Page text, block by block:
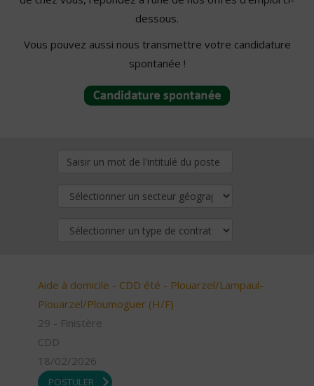
dessous.
Vous pouvez aussi nous transmettre votre candidature
spontanée !
Aide à domicile - CDD été - Plouarzel/Lampaul-
Plouarzel/Ploumoguer (H/F)
29 - Finistère
CDD
18/02/2026
POSTULER